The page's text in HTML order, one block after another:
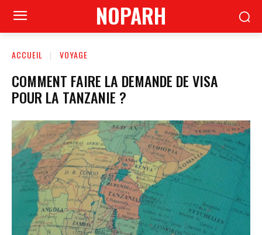
NOPARH
ACCUEIL VOYAGE
COMMENT FAIRE LA DEMANDE DE VISA
POUR LA TANZANIE ?